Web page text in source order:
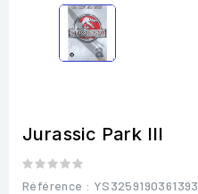
Jurassic Park III
Référence : YS3259190361393